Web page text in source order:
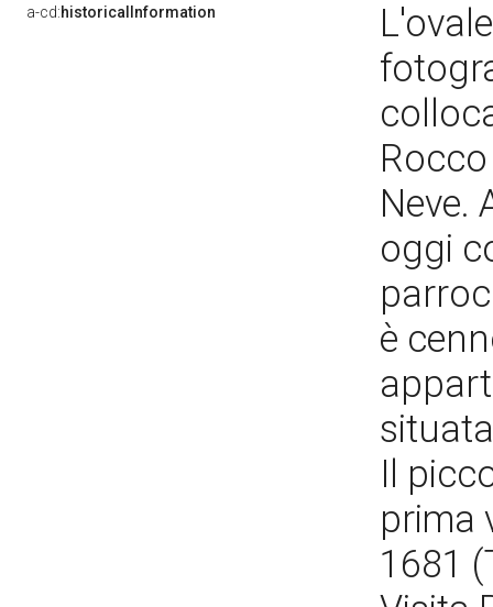
a-cd:historicalInformation
Neve.
oggi
è
Il
prima
1681